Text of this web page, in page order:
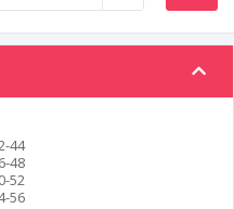
44
48
52
56